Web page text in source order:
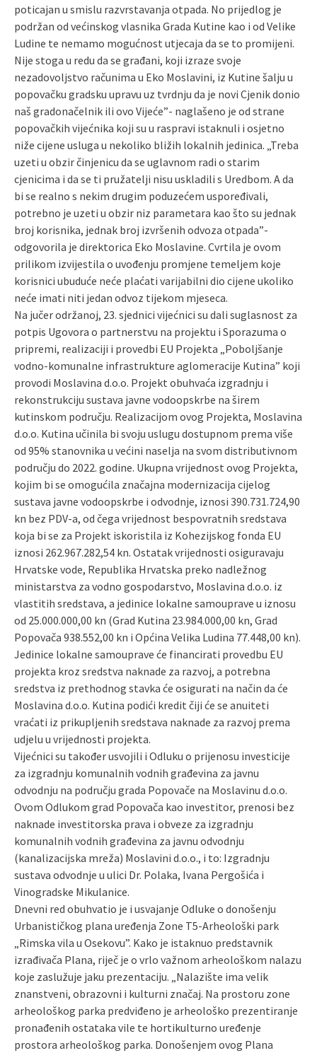
poticajan u smislu razvrstavanja otpada. No prijedlog je
podržan od većinskog vlasnika Grada Kutine kao i od Velike
Ludine te nemamo mogućnost utjecaja da se to promijeni.
Nije stoga u redu da se građani, koji izraze svoje
nezadovoljstvo računima u Eko Moslavini, iz Kutine šalju u
popovačku gradsku upravu uz tvrdnju da je novi Cjenik donio
naš gradonačelnik ili ovo Vijeće”- naglašeno je od strane
popovačkih vijećnika koji su u raspravi istaknuli i osjetno
niže cijene usluga u nekoliko bližih lokalnih jedinica. „Treba
uzeti u obzir činjenicu da se uglavnom radi o starim
cjenicima i da se ti pružatelji nisu uskladili s Uredbom. A da
bi se realno s nekim drugim poduzećem uspoređivali,
potrebno je uzeti u obzir niz parametara kao što su jednak
broj korisnika, jednak broj izvršenih odvoza otpada”-
odgovorila je direktorica Eko Moslavine. Cvrtila je ovom
prilikom izvijestila o uvođenju promjene temeljem koje
korisnici ubuduće neće plaćati varijabilni dio cijene ukoliko
neće imati niti jedan odvoz tijekom mjeseca.
Na jučer održanoj, 23. sjednici vijećnici su dali suglasnost za
potpis Ugovora o partnerstvu na projektu i Sporazuma o
pripremi, realizaciji i provedbi EU Projekta „Poboljšanje
vodno-komunalne infrastrukture aglomeracije Kutina” koji
provodi Moslavina d.o.o. Projekt obuhvaća izgradnju i
rekonstrukciju sustava javne vodoopskrbe na širem
kutinskom području. Realizacijom ovog Projekta, Moslavina
d.o.o. Kutina učinila bi svoju uslugu dostupnom prema više
od 95% stanovnika u većini naselja na svom distributivnom
području do 2022. godine. Ukupna vrijednost ovog Projekta,
kojim bi se omogućila značajna modernizacija cijelog
sustava javne vodoopskrbe i odvodnje, iznosi 390.731.724,90
kn bez PDV-a, od čega vrijednost bespovratnih sredstava
koja bi se za Projekt iskoristila iz Kohezijskog fonda EU
iznosi 262.967.282,54 kn. Ostatak vrijednosti osiguravaju
Hrvatske vode, Republika Hrvatska preko nadležnog
ministarstva za vodno gospodarstvo, Moslavina d.o.o. iz
vlastitih sredstava, a jedinice lokalne samouprave u iznosu
od 25.000.000,00 kn (Grad Kutina 23.984.000,00 kn, Grad
Popovača 938.552,00 kn i Općina Velika Ludina 77.448,00 kn).
Jedinice lokalne samouprave će financirati provedbu EU
projekta kroz sredstva naknade za razvoj, a potrebna
sredstva iz prethodnog stavka će osigurati na način da će
Moslavina d.o.o. Kutina podići kredit čiji će se anuiteti
vraćati iz prikupljenih sredstava naknade za razvoj prema
udjelu u vrijednosti projekta.
Vijećnici su također usvojili i Odluku o prijenosu investicije
za izgradnju komunalnih vodnih građevina za javnu
odvodnju na području grada Popovače na Moslavinu d.o.o.
Ovom Odlukom grad Popovača kao investitor, prenosi bez
naknade investitorska prava i obveze za izgradnju
komunalnih vodnih građevina za javnu odvodnju
(kanalizacijska mreža) Moslavini d.o.o., i to: Izgradnju
sustava odvodnje u ulici Dr. Polaka, Ivana Pergošića i
Vinogradske Mikulanice.
Dnevni red obuhvatio je i usvajanje Odluke o donošenju
Urbanističkog plana uređenja Zone T5-Arheološki park
„Rimska vila u Osekovu”. Kako je istaknuo predstavnik
izrađivača Plana, riječ je o vrlo važnom arheološkom nalazu
koje zaslužuje jaku prezentaciju. „Nalazište ima velik
znanstveni, obrazovni i kulturni značaj. Na prostoru zone
arheološkog parka predviđeno je arheološko prezentiranje
pronađenih ostataka vile te hortikulturno uređenje
prostora arheološkog parka. Donošenjem ovog Plana